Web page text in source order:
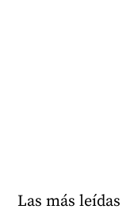
Las más leídas